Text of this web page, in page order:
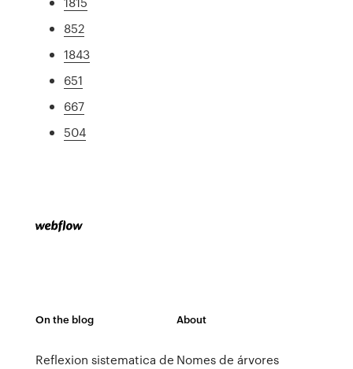
852
1843
651
667
504
On the blog
Reflexion sistematica de
About
Nomes de árvores